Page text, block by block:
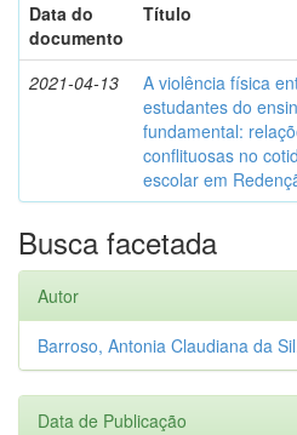
Data do
documento
Título
2021-04-13
A violência física
estudantes do
fundamental:
conflituosas no
escolar em
Busca facetada
Autor
Barroso, Antonia Claudiana da
Data de Publicação